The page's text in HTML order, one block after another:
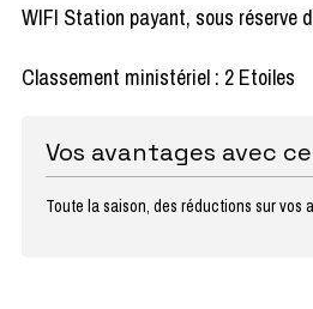
WIFI Station payant, sous réserve
Classement ministériel : 2 Etoiles
Vos avantages avec
Toute la saison, des réductions sur vos